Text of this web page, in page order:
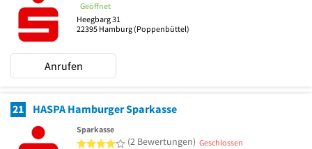
Geöffnet
Heegbarg 31
22395 Hamburg (Poppenbüttel)
Anrufen
21 HASPA Hamburger Sparkasse
Sparkasse
4 von 5 Sternen
(2 Bewertungen) Geschlossen